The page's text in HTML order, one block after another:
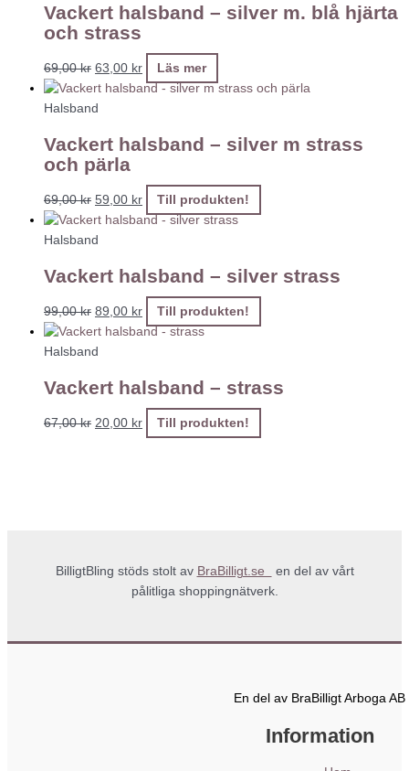
Vackert halsband – silver m. blå hjärta
och strass
69,00kr 63,00 kr Läs mer
Halsband
Vackert halsband – silver m strass
och pärla
69,00kr 59,00 kr Till produkten!
Halsband
Vackert halsband – silver strass
99,00kr 89,00 kr Till produkten!
Halsband
Vackert halsband – strass
67,00kr 20,00 kr Till produkten!
BilligtBling stöds stolt av BraBilligt.se
en del av vårt
pålitliga shoppingnätverk.
En del av BraBilligt Arboga AB
Information